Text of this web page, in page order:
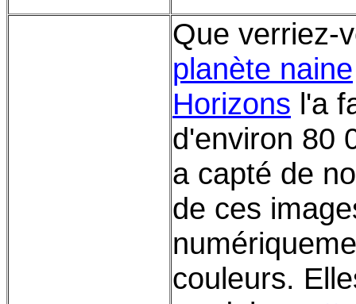
Que verriez-
planète naine
Horizons l'a
d'environ 80
a capté de
de ces
couleurs.